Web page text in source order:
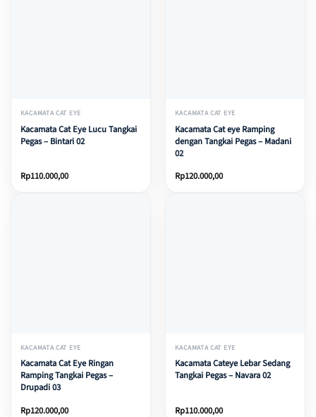
KACAMATA CAT EYE
Kacamata Cat Eye Lucu Tangkai
Pegas – Bintari 02
Rp110.000,00
KACAMATA CAT EYE
Kacamata Cat eye Ramping
dengan Tangkai Pegas – Madani
02
Rp120.000,00
KACAMATA CAT EYE
Kacamata Cat Eye Ringan
Ramping Tangkai Pegas –
Drupadi 03
Rp120.000,00
KACAMATA CAT EYE
Kacamata Cateye Lebar Sedang
Tangkai Pegas – Navara 02
Rp110.000,00